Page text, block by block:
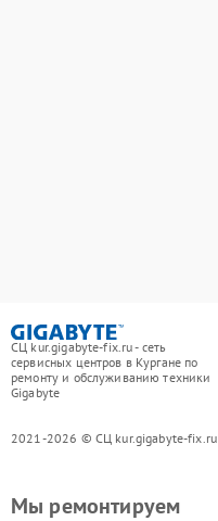
СЦ kur.gigabyte-fix.ru - сеть
сервисных центров в Кургане по
ремонту и обслуживанию техники
Gigabyte
2021-2026 © СЦ kur.gigabyte-fix.ru
Мы ремонтируем